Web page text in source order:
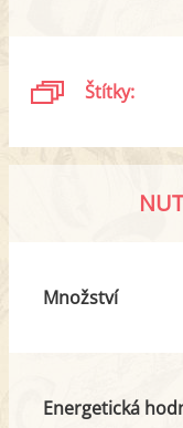
Štítky:
Množství
Energetická